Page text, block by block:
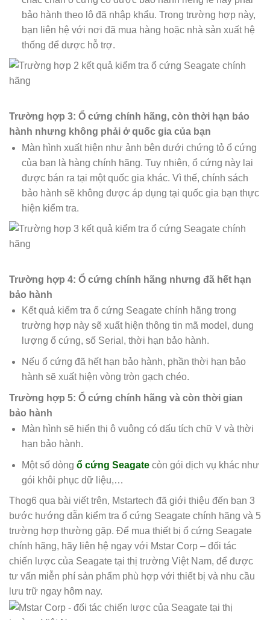
bảo hành theo lô đã nhập khẩu. Trong trường hợp này,
bạn liên hệ với nơi đã mua hàng hoặc nhà sản xuất hệ
thống để dược hỗ trợ.
Trường hợp 3: Ổ cứng chính hãng, còn thời hạn bảo
hành nhưng không phải ở quốc gia của bạn
Màn hình xuất hiện như ảnh bên dưới chứng tỏ ổ cứng
của bạn là hàng chính hãng. Tuy nhiên, ổ cứng này lại
được bán ra tại một quốc gia khác. Vì thế, chính sách
bảo hành sẽ không được áp dụng tại quốc gia bạn thực
hiện kiểm tra.
Trường hợp 4: Ổ cứng chính hãng nhưng đã hết hạn
bảo hành
Kết quả kiểm tra ổ cứng Seagate chính hãng trong
trường hợp này sẽ xuất hiện thông tin mã model, dung
lượng ổ cứng, số Serial, thời hạn bảo hành.
Nếu ổ cứng đã hết hạn bảo hành, phần thời hạn bảo
hành sẽ xuất hiện vòng tròn gạch chéo.
Trường hợp 5: Ổ cứng chính hãng và còn thời gian
bảo hành
Màn hình sẽ hiển thị ô vuông có dấu tích chữ V và thời
hạn bảo hành.
Một số dòng ổ cứng Seagatecòn gói dịch vụ khác như
gói khôi phục dữ liệu,…
Thog6 qua bài viết trên, Mstartech đã giới thiệu đến bạn 3
bước hướng dẫn kiểm tra ổ cứng Seagate chính hãng và 5
trường hợp thường gặp. Để mua thiết bị ổ cứng Seagate
chính hãng, hãy liên hệ ngay với Mstar Corp – đối tác
chiến lược của Seagate tại thị trường Việt Nam, để được
tư vấn miễn phí sản phẩm phù hợp với thiết bị và nhu cầu
lưu trữ ngay hôm nay.